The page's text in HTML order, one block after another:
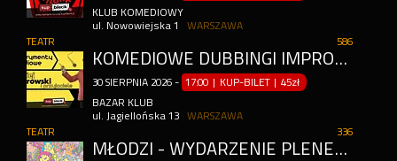
KLUB KOMEDIOWY
ul. Nowowiejska 1
WARSZAWA
586
TEATR
KOMEDIOWE DUBBINGI IMPROWIZOWANE - GOŚCINNIE: GRZEGORZ HALAMA
30 SIERPNIA 2026 - 17:00 | KUP-BILET |45zł
BAZAR KLUB
ul. Jagiellońska 13
WARSZAWA
336
TEATR
MŁODZI - WYDARZENIE PLENEROWE